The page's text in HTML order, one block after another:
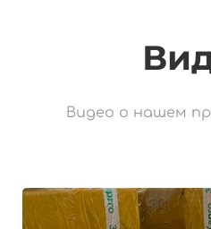
Видео о нашем